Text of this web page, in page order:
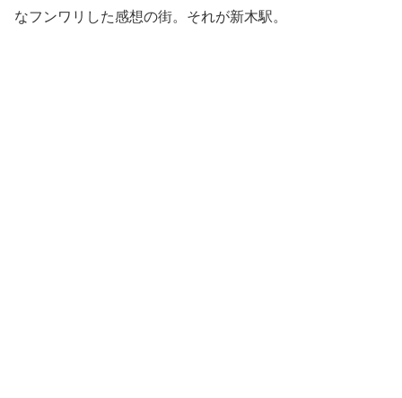
なフンワリした感想の街。それが新木駅。